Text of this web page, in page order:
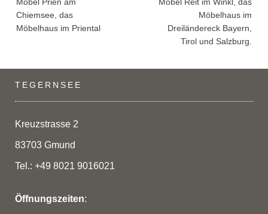
Möbel Prien am
Chiemsee, das
Möbelhaus im Priental
Möbel Reit im Winkl, das
Möbelhaus im
Dreiländereck Bayern,
Tirol und Salzburg.
TEGERNSEE
Kreuzstrasse 2
83703 Gmund
Tel.: +49 8021 9016021
Öffnungszeiten: